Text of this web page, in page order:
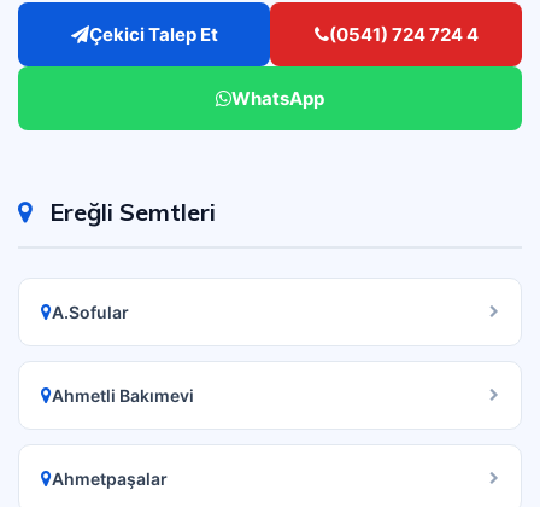
Çekici Talep Et (0541) 724 724 4
WhatsApp
Ereğli Semtleri
A.Sofular
Ahmetli Bakımevi
Ahmetpaşalar